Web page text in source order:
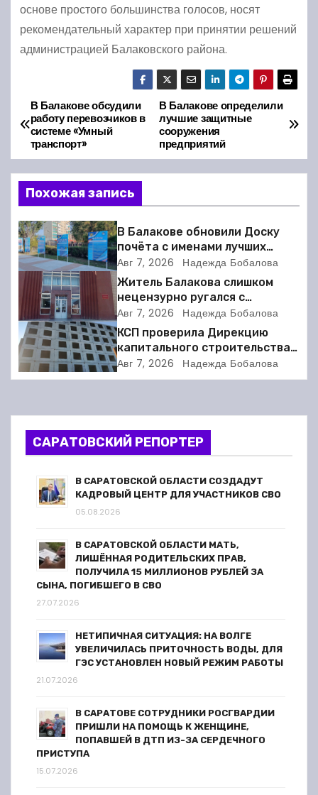
основе простого большинства голосов, носят
рекомендательный характер при принятии решений
администрацией Балаковского района.
Н
а
в
и
г
а
ц
и
я
п
о
В Балакове определили
лучшие защитные
сооружения
предприятий
В Балакове обсудили
работу перевозчиков в
системе «Умный
транспорт»
Похожая запись
В Балакове обновили Доску
почёта с именами лучших
спортсменов. Фото
Авг 7, 2026 Надежда Бобалова
Житель Балакова слишком
нецензурно ругался с
соседкой и получил двое суток
ареста
Авг 7, 2026 Надежда Бобалова
КСП проверила Дирекцию
капитального строительства в
Балакове и нашла множество
нарушений
Авг 7, 2026 Надежда Бобалова
САРАТОВСКИЙ РЕПОРТЕР
В САРАТОВСКОЙ ОБЛАСТИ СОЗДАДУТ
КАДРОВЫЙ ЦЕНТР ДЛЯ УЧАСТНИКОВ СВО
05.08.2026
В САРАТОВСКОЙ ОБЛАСТИ МАТЬ,
ЛИШЁННАЯ РОДИТЕЛЬСКИХ ПРАВ,
ПОЛУЧИЛА 15 МИЛЛИОНОВ РУБЛЕЙ ЗА
СЫНА, ПОГИБШЕГО В СВО
27.07.2026
НЕТИПИЧНАЯ СИТУАЦИЯ: НА ВОЛГЕ
УВЕЛИЧИЛАСЬ ПРИТОЧНОСТЬ ВОДЫ, ДЛЯ
ГЭС УСТАНОВЛЕН НОВЫЙ РЕЖИМ РАБОТЫ
21.07.2026
В САРАТОВЕ СОТРУДНИКИ РОСГВАРДИИ
ПРИШЛИ НА ПОМОЩЬ К ЖЕНЩИНЕ,
ПОПАВШЕЙ В ДТП ИЗ-ЗА СЕРДЕЧНОГО
ПРИСТУПА
15.07.2026